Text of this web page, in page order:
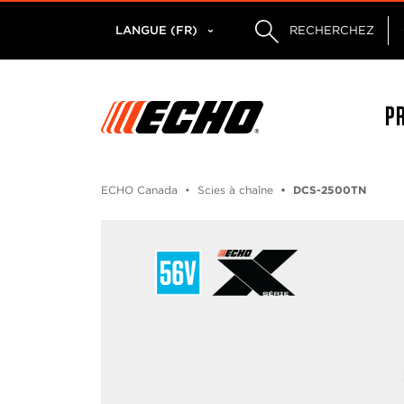
LANGUE (FR) RECHERCHEZ
ECHO Canada Scies à chaîne DCS-2500TN